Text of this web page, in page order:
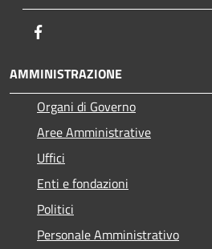
AMMINISTRAZIONE
Organi di Governo
Aree Amministrative
Uffici
Enti e fondazioni
Politici
Personale Amministrativo